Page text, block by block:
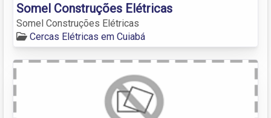
Somel Construções Elétricas
Somel Construções Elétricas
Cercas Elétricas em Cuiabá